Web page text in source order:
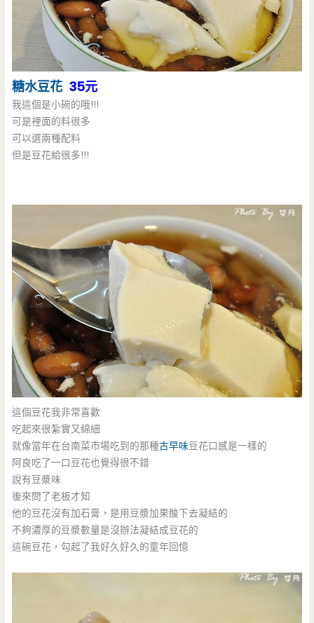
糖水豆花 35元
我這個是小碗的哦!!!
可是裡面的料很多
可以選兩種配料
但是豆花給很多!!!
這個豆花我非常喜歡
吃起來很紮實又綿細
就像當年在台南菜市場吃到的那種古早味豆花口感是一樣的
阿良吃了一口豆花也覺得很不錯
說有豆漿味
後來問了老板才知
他的豆花沒有加石膏，是用豆漿加果酸下去凝結的
不夠濃厚的豆漿數量是沒辦法凝結成豆花的
這碗豆花，勾起了我好久好久的童年回憶